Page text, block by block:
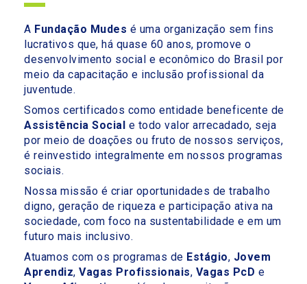
A Fundação Mudes é uma organização sem fins
lucrativos que, há quase 60 anos, promove o
desenvolvimento social e econômico do Brasil por
meio da capacitação e inclusão profissional da
juventude.
Somos certificados como entidade beneficente de
Assistência Social e todo valor arrecadado, seja
por meio de doações ou fruto de nossos serviços,
é reinvestido integralmente em nossos programas
sociais.
Nossa missão é criar oportunidades de trabalho
digno, geração de riqueza e participação ativa na
sociedade, com foco na sustentabilidade e em um
futuro mais inclusivo.
Atuamos com os programas de Estágio, Jovem
Aprendiz, Vagas Profissionais, Vagas PcD e